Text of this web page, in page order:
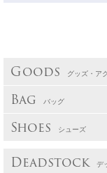
Goods グッズ・ア
Bag バッグ
Shoes シューズ
Deadstock デ